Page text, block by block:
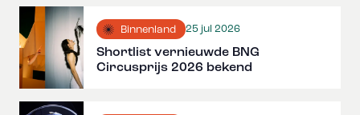
Binnenland 25 jul 2026
Shortlist vernieuwde BNG
Circusprijs 2026 bekend